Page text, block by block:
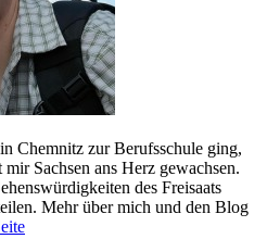
Chemnitz zur Berufsschule ging,
Sachsen ans Herz gewachsen.
des Freisaats
Mehr über mich und den Blog